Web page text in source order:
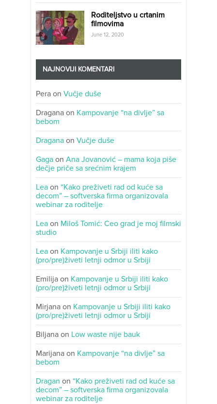
Roditeljstvo u crtanim
filmovima
June 12, 2020
NAJNOVIJI KOMENTARI
Pera on Vučje duše
Dragana on Kampovanje “na divlje” sa
bebom
Dragana on Vučje duše
Gaga on Ana Jovanović – mama koja piše
dečje priče sa srećnim krajem
Lea on “Kako preživeti rad od kuće sa
decom” – softverska firma organizovala
webinar za roditelje
Lea on Miloš Tomić: Ceo grad je moj filmski
studio
Lea on Kampovanje u Srbiji iliti kako
(pro/pre)živeti letnji odmor u Srbiji
Emilija on Kampovanje u Srbiji iliti kako
(pro/pre)živeti letnji odmor u Srbiji
Mirjana on Kampovanje u Srbiji iliti kako
(pro/pre)živeti letnji odmor u Srbiji
Biljana on Low waste nije bauk
Marijana on Kampovanje “na divlje” sa
bebom
Dragan on “Kako preživeti rad od kuće sa
decom” – softverska firma organizovala
webinar za roditelje